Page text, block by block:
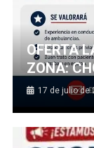
OFERTA
ZONA:
17 de julio de